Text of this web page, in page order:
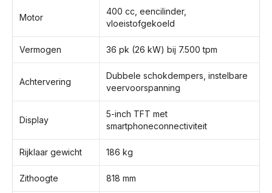
Motor
400 cc, eencilinder,
vloeistofgekoeld
Vermogen 36 pk (26 kW) bij 7.500 tpm
Achtervering
Dubbele schokdempers, instelbare
veervoorspanning
Display
5-inch TFT met
smartphoneconnectiviteit
Rijklaar gewicht 186 kg
Zithoogte 818 mm